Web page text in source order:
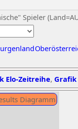
Spieler
Elo-Zeitreihe, Grafik